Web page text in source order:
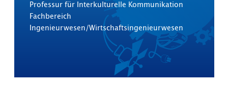
Professur für Interkulturelle Kommunikation
Fachbereich
Ingenieurwesen/Wirtschaftsingenieurwesen